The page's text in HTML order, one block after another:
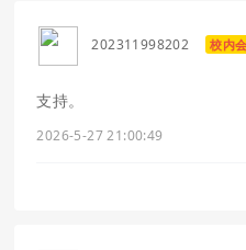
202311998202 校内
支持。
2026-5-27 21:00:49